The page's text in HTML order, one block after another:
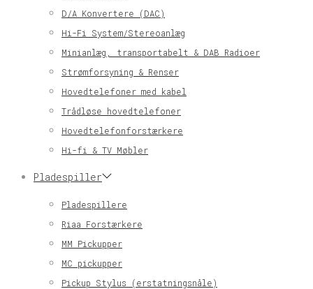
D/A Konvertere (DAC)
Hi-Fi System/Stereoanlæg
Minianlæg, transportabelt & DAB Radioer
Strømforsyning & Renser
Hovedtelefoner med kabel
Trådløse hovedtelefoner
Hovedtelefonforstærkere
Hi-fi & TV Møbler
Pladespiller
Pladespillere
Riaa Forstærkere
MM Pickupper
MC pickupper
Pickup Stylus (erstatningsnåle)